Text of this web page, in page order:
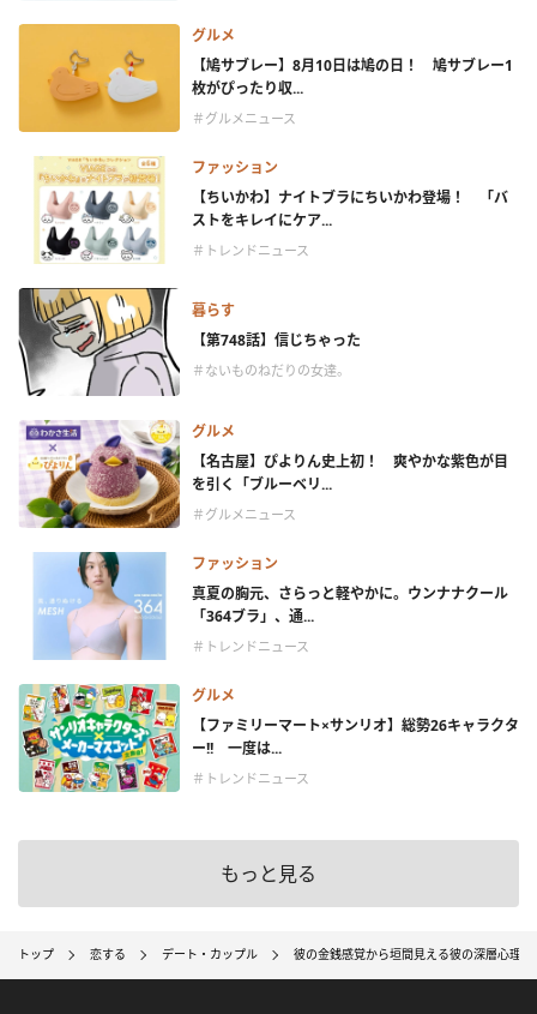
グルメ
【鳩サブレー】8月10日は鳩の日！ 鳩サブレー1
枚がぴったり収...
＃グルメニュース
ファッション
【ちいかわ】ナイトブラにちいかわ登場！ 「バ
ストをキレイにケア...
＃トレンドニュース
暮らす
【第748話】信じちゃった
＃ないものねだりの女達。
グルメ
【名古屋】ぴよりん史上初！ 爽やかな紫色が目
を引く「ブルーベリ...
＃グルメニュース
ファッション
真夏の胸元、さらっと軽やかに。ウンナナクール
「364ブラ」、通...
＃トレンドニュース
グルメ
【ファミリーマート×サンリオ】総勢26キャラクタ
ー!! 一度は...
＃トレンドニュース
もっと見る
トップ 恋する デート・カップル 彼の金銭感覚から垣間見える彼の深層心理